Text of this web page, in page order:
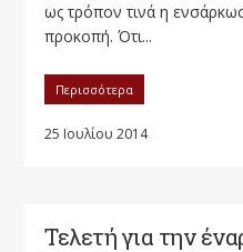
ως τρόπον τινά η
προκοπή. Ότι...
Περισσότερα
25 Ιουλίου 2014
Τελετή για την